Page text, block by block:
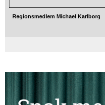
Regionsmedlem Michael Karlborg